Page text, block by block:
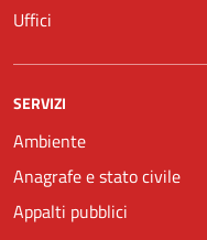
Uffici
SERVIZI
Ambiente
Anagrafe e stato civile
Appalti pubblici